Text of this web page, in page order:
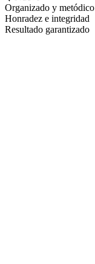
Organizado y metódico
Honradez e integridad
Resultado garantizado